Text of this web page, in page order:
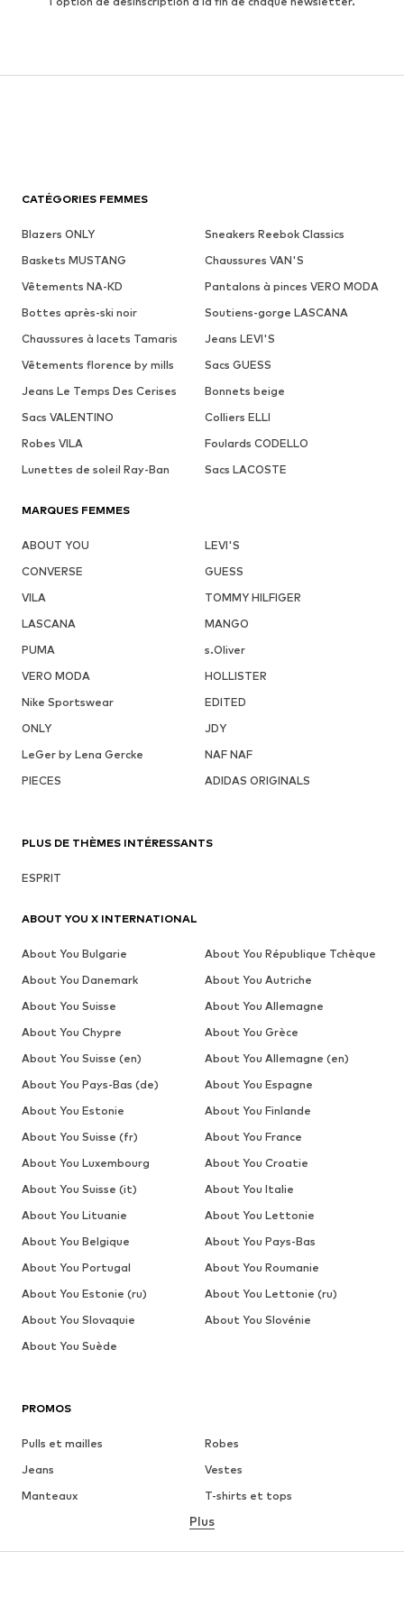
CATÉGORIES FEMMES
Blazers ONLY
Sneakers Reebok Classics
Baskets MUSTANG
Chaussures VAN'S
Vêtements NA-KD
Pantalons à pinces VERO MODA
Bottes après-ski noir
Soutiens-gorge LASCANA
Chaussures à lacets Tamaris
Jeans LEVI'S
Vêtements florence by mills
Sacs GUESS
Jeans Le Temps Des Cerises
Bonnets beige
Sacs VALENTINO
Colliers ELLI
Robes VILA
Foulards CODELLO
Lunettes de soleil Ray-Ban
Sacs LACOSTE
MARQUES FEMMES
ABOUT YOU
LEVI'S
CONVERSE
GUESS
VILA
TOMMY HILFIGER
LASCANA
MANGO
PUMA
s.Oliver
VERO MODA
HOLLISTER
Nike Sportswear
EDITED
ONLY
JDY
LeGer by Lena Gercke
NAF NAF
PIECES
ADIDAS ORIGINALS
PROMOS
Pulls et mailles
Robes
Jeans
Vestes
Manteaux
T-shirts et tops
Lingerie
Plus
PLUS DE THÈMES INTÉRESSANTS
ESPRIT
ABOUT YOU X INTERNATIONAL
About You Bulgarie
About You République Tchèque
About You Danemark
About You Autriche
About You Suisse
About You Allemagne
About You Chypre
About You Grèce
About You Suisse (en)
About You Allemagne (en)
About You Pays-Bas (de)
About You Espagne
About You Estonie
About You Finlande
About You Suisse (fr)
About You France
About You Luxembourg
About You Croatie
About You Suisse (it)
About You Italie
About You Lituanie
About You Lettonie
About You Belgique
About You Pays-Bas
About You Portugal
About You Roumanie
About You Estonie (ru)
About You Lettonie (ru)
About You Slovaquie
About You Slovénie
About You Suède